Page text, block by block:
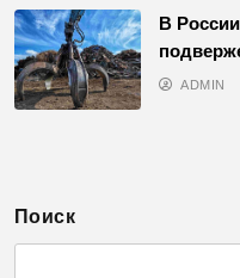
В
ADMIN
Поиск